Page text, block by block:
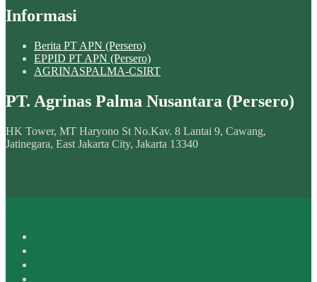
Informasi
Berita PT APN (Persero)
EPPID PT APN (Persero)
AGRINASPALMA-CSIRT
PT. Agrinas Palma Nusantara (Persero)
HK Tower, MT Haryono St No.Kav. 8 Lantai 9, Cawang,
Jatinegara, East Jakarta City, Jakarta 13340